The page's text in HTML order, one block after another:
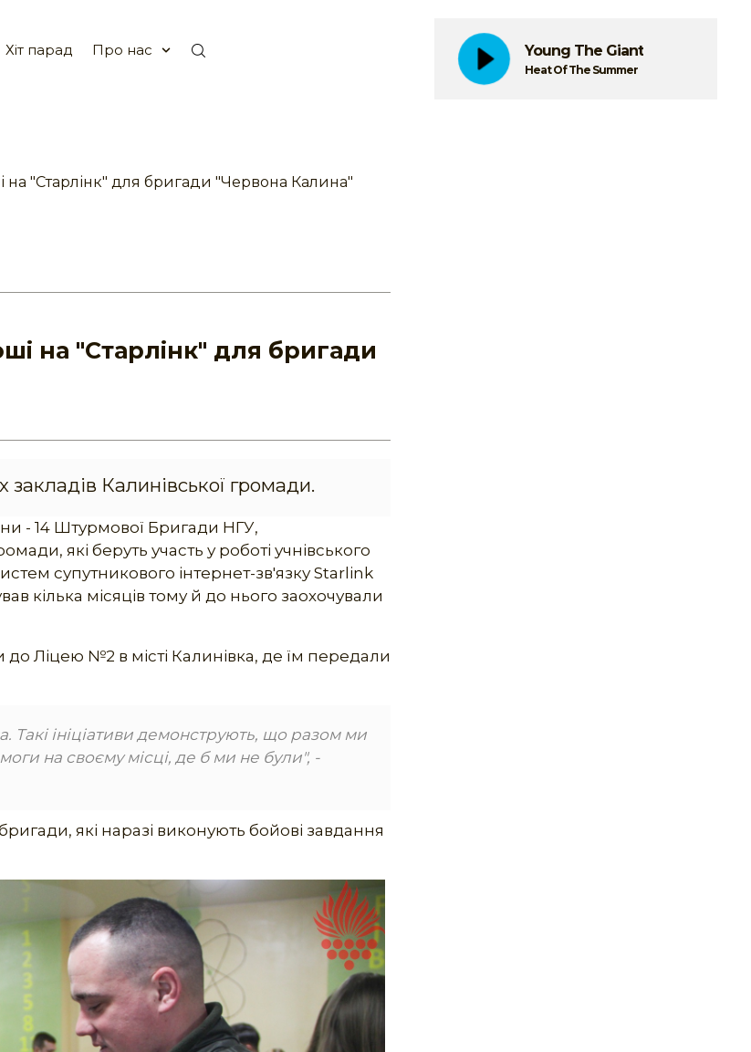
Хіт парад Про нас Young The Giant
Heat Of The Summer
на "Старлінк" для бригади "Червона Калина"
на "Старлінк" для бригади
Калинівської громади.
- 14 Штурмової Бригади НГУ,
які беруть участь у роботі учнівського
супутникового інтернет-зв'язку Starlink
кілька місяців тому й до нього заохочували
Ліцею №2 в місті Калинівка, де їм передали
Такі ініціативи демонструють, що разом ми
на своєму місці, де б ми не були", -
які наразі виконують бойові завдання